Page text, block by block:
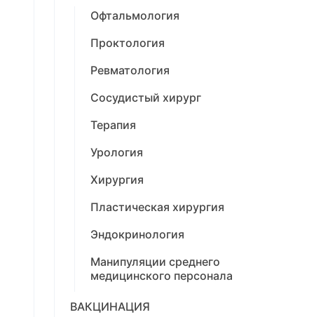
Офтальмология
Проктология
Ревматология
Сосудистый хирург
Терапия
Урология
Хирургия
Пластическая хирургия
Эндокринология
Манипуляции среднего
медицинского персонала
ВАКЦИНАЦИЯ